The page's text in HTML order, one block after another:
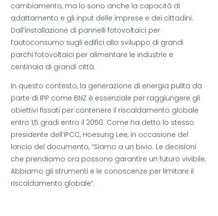
cambiamento, ma lo sono anche la capacità di
adattamento e gli input delle imprese e dei cittadini.
Dall’installazione di pannelli fotovoltaici per
l’autoconsumo sugli edifici allo sviluppo di grandi
parchi fotovoltaici per alimentare le industrie e
centinaia di grandi città.
In questo contesto, la generazione di energia pulita da
parte di IPP come BNZ è essenziale per raggiungere gli
obiettivi fissati per contenere il riscaldamento globale
entro 1,5 gradi entro il 2050. Come ha detto lo stesso
presidente dell’IPCC, Hoesung Lee, in occasione del
lancio del documento, “Siamo a un bivio. Le decisioni
che prendiamo ora possono garantire un futuro vivibile.
Abbiamo gli strumenti e le conoscenze per limitare il
riscaldamento globale”.